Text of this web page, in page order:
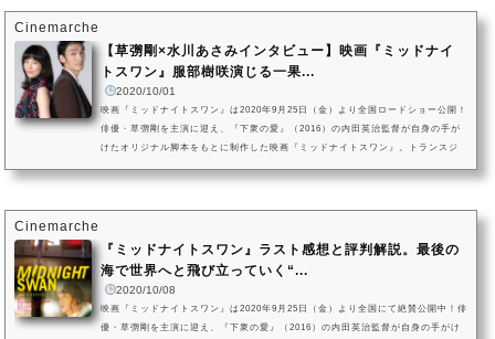
Cinemarche
【草彅剛×水川あさみインタビュー】映画『ミッドナイ
トスワン』服部樹咲演じる一果...
2020/10/01
映画『ミッドナイトスワン』は2020年9月25日（金）より全国ロードショー公開！
俳優・草彅剛を主演に迎え、『下衆の愛』（2016）の内田英治監督が自身の手が
けたオリジナル脚本をもとに制作した映画『ミッドナイトスワン』。トランスジ
Cinemarche
『ミッドナイトスワン』ラスト感想と評判解説。最後の
海で世界へと飛び立っていく“...
2020/10/08
映画『ミッドナイトスワン』は2020年9月25日（金）より全国にて絶賛公開中！俳
優・草彅剛を主演に迎え、『下衆の愛』（2016）の内田英治監督が自身の手がけ